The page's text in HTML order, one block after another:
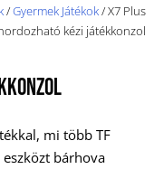
/Gyermek Játékok/ X7 Plus
kézi játékkonzol
mi több TF
bárhova